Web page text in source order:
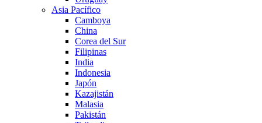
Asia Pacífico
Camboya
China
Corea del Sur
Filipinas
India
Indonesia
Japón
Kazajistán
Malasia
Pakistán